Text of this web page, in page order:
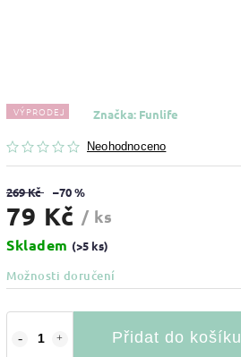
VÝPRODEJ
Neohodnoceno
Značka: Funlife
269 Kč –70 %
79 Kč / ks
Skladem (>5 ks)
Možnosti doručení
Přidat do košíku